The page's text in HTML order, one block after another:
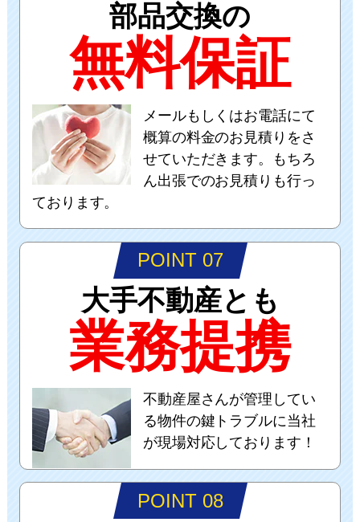
部品交換の
無料保証
メールもしくはお電話にて
概算の料金のお見積りをさ
せていただきます。もちろ
ん出張でのお見積りも行っ
ております。
POINT 07
大手不動産とも
業務提携
不動産屋さんが管理してい
る物件の鍵トラブルに当社
が現場対応しております！
POINT 08